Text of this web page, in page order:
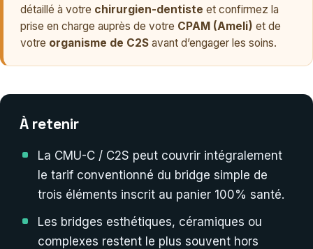
détaillé à votre chirurgien-dentiste et confirmez la
prise en charge auprès de votre CPAM (Ameli) et de
votre organisme de C2S avant d’engager les soins.
À retenir
La CMU-C / C2S peut couvrir intégralement
le tarif conventionné du bridge simple de
trois éléments inscrit au panier 100% santé.
Les bridges esthétiques, céramiques ou
complexes restent le plus souvent hors